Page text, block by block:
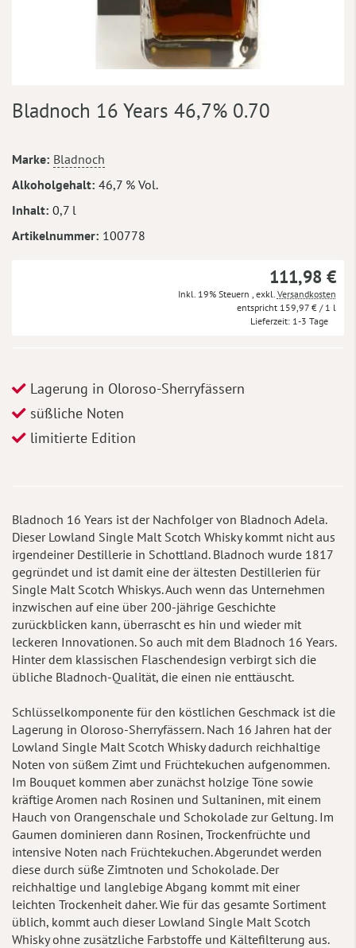
Anfang
springen
Bladnoch 16 Years 46,7% 0.70
Mehr
Informationen
Marke Bladnoch
Alkoholgehalt 46,7 % Vol.
Inhalt 0,7 l
Artikelnummer 100778
111,98 €
Inkl. 19% Steuern exkl. Versandkosten
159,97 € / 1 l
Lieferzeit 1-3 Tage
Lagerung in Oloroso-Sherryfässern
süßliche Noten
limitierte Edition
Bladnoch 16 Years ist der Nachfolger von Bladnoch Adela.
Dieser Lowland Single Malt Scotch Whisky kommt nicht aus
irgendeiner Destillerie in Schottland. Bladnoch wurde 1817
gegründet und ist damit eine der ältesten Destillerien für
Single Malt Scotch Whiskys. Auch wenn das Unternehmen
inzwischen auf eine über 200-jährige Geschichte
zurückblicken kann, überrascht es hin und wieder mit
leckeren Innovationen. So auch mit dem Bladnoch 16 Years.
Hinter dem klassischen Flaschendesign verbirgt sich die
übliche Bladnoch-Qualität, die einen nie enttäuscht.
Schlüsselkomponente für den köstlichen Geschmack ist die
Lagerung in Oloroso-Sherryfässern. Nach 16 Jahren hat der
Lowland Single Malt Scotch Whisky dadurch reichhaltige
Noten von süßem Zimt und Früchtekuchen aufgenommen.
Im Bouquet kommen aber zunächst holzige Töne sowie
kräftige Aromen nach Rosinen und Sultaninen, mit einem
Hauch von Orangenschale und Schokolade zur Geltung. Im
Gaumen dominieren dann Rosinen, Trockenfrüchte und
intensive Noten nach Früchtekuchen. Abgerundet werden
diese durch süße Zimtnoten und Schokolade. Der
reichhaltige und langlebige Abgang kommt mit einer
leichten Trockenheit daher. Wie für das gesamte Sortiment
üblich, kommt auch dieser Lowland Single Malt Scotch
Whisky ohne zusätzliche Farbstoffe und Kältefilterung aus.